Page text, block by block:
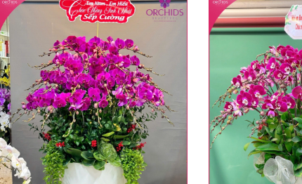
từ nhiều cây hoa và tạo dáng hoàn toàn thủ công
thuộc theo mùa và điều kiện khách quan, tùy vào
trang trí.
dựa trên mẫu đã chọn với mức độ giống mẫu
tôi sẽ chủ động liên lạc với khách hàng để thông
hợp không đủ thời gian hoặc không liên lạc được